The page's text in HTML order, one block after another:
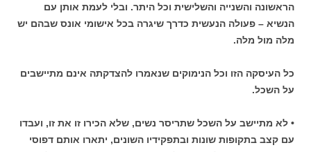
הראשונה והשנייה והשלישית וכל היתר. ובלי לעמת אותן עם
הנשיא – פעולה הנעשית כדרך שיגרה בכל אישומי אונס שבהם יש
מלה מול מלה.
כל העיסקה הזו וכל הנימוקים שנאמרו להצדקתה אינם מתיישבים
על השכל.
• לא מתיישב על השכל שתריסר נשים, שלא הכירו זו את זו, ועבדו
עם קצב בתקופות שונות ובתפקידיו השונים, יתארו אותם דפוסי